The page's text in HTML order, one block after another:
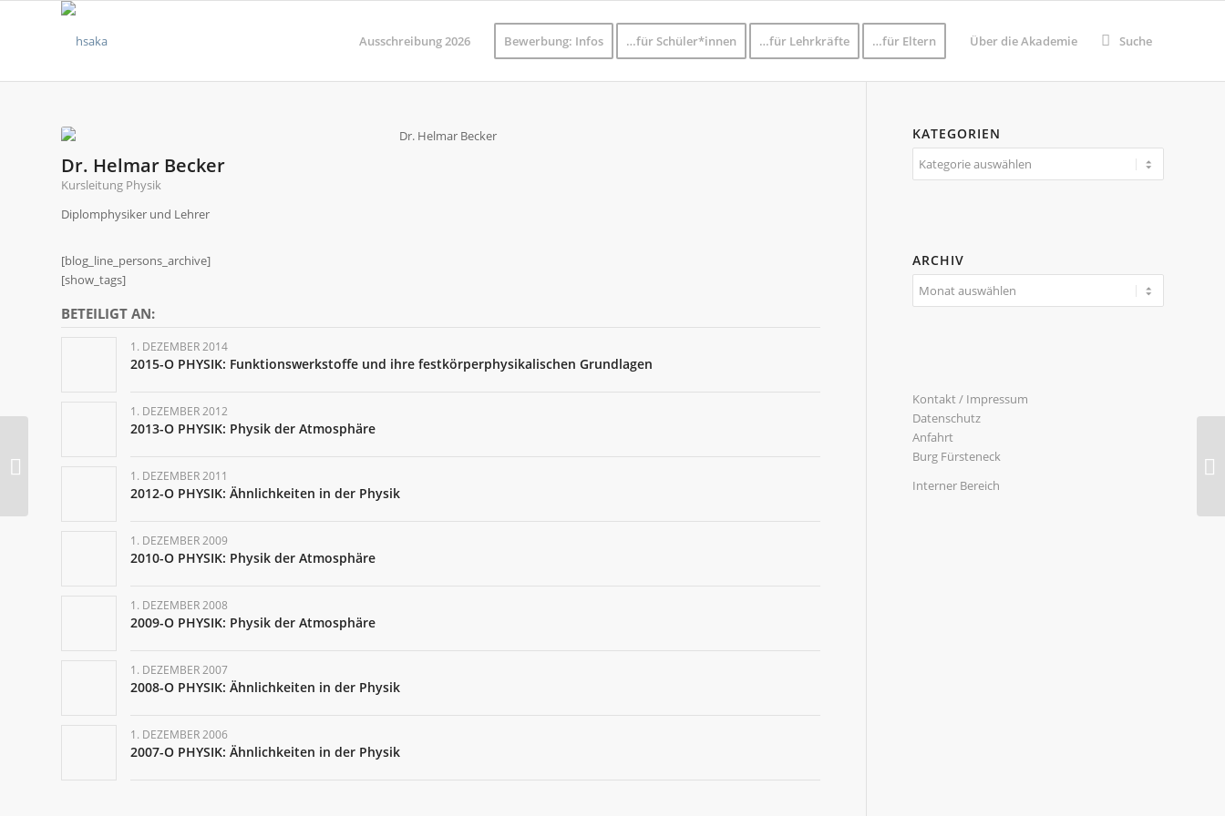
Ausschreibung 2026 Bewerbung: Infos …für Schüler*innen …für Lehrkräfte …für Eltern Über die Akademie Suche
Dr. Helmar Becker
Kursleitung Physik
Diplomphysiker und Lehrer
[blog_line_persons_archive]
[show_tags]
BETEILIGT AN:
1. DEZEMBER 2014
2015-O PHYSIK: Funktionswerkstoffe und ihre festkörperphysikalischen Grundlagen
1. DEZEMBER 2012
2013-O PHYSIK: Physik der Atmosphäre
1. DEZEMBER 2011
2012-O PHYSIK: Ähnlichkeiten in der Physik
1. DEZEMBER 2009
2010-O PHYSIK: Physik der Atmosphäre
1. DEZEMBER 2008
2009-O PHYSIK: Physik der Atmosphäre
1. DEZEMBER 2007
2008-O PHYSIK: Ähnlichkeiten in der Physik
1. DEZEMBER 2006
2007-O PHYSIK: Ähnlichkeiten in der Physik
KATEGORIEN
Kategorien
ARCHIV
Kontakt / Impressum
Datenschutz
Anfahrt
Burg Fürsteneck
Interner Bereich